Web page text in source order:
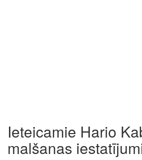
Ieteicamie Hario
malšanas